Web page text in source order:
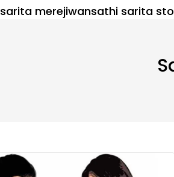
sarita merejiwansathi sarita